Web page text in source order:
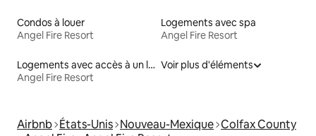
Condos à louer
Angel Fire Resort
Logements avec spa
Angel Fire Resort
Logements avec accès à un lac
Angel Fire Resort
Voir plus d'éléments
Airbnb États-Unis Nouveau-Mexique Colfax County